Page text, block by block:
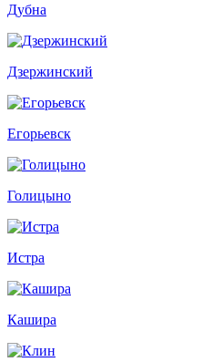
Дубна
Дзержинский
Егорьевск
Голицыно
Истра
Кашира